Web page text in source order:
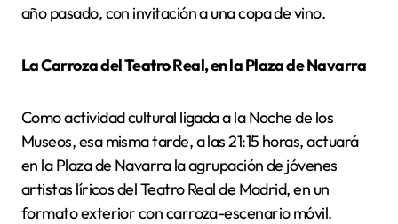
año pasado, con invitación a una copa de vino.
La Carroza del Teatro Real, en la Plaza de Navarra
Como actividad cultural ligada a la Noche de los
Museos, esa misma tarde, a las 21:15 horas, actuará
en la Plaza de Navarra la agrupación de jóvenes
artistas líricos del Teatro Real de Madrid, en un
formato exterior con carroza-escenario móvil.